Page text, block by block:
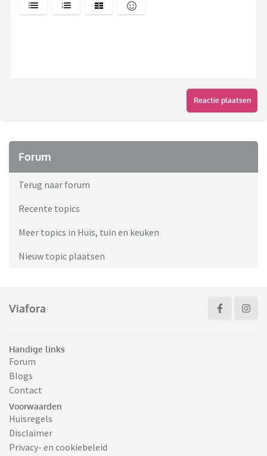
Reactie plaatsen
Forum
Terug naar forum
Recente topics
Meer topics in Huis, tuin en keuken
Nieuw topic plaatsen
Viafora
Handige links
Forum
Blogs
Contact
Voorwaarden
Huisregels
Disclaimer
Privacy- en cookiebeleid